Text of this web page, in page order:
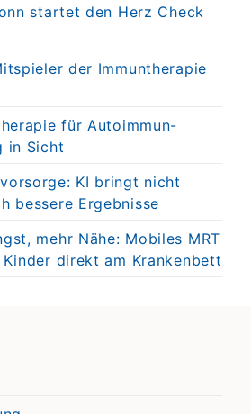
startet den Herz Check
der Immuntherapie
für Autoimmun-
in Sicht
KI bringt nicht
bessere Ergebnisse
mehr Nähe: Mobiles MRT
direkt am Krankenbett